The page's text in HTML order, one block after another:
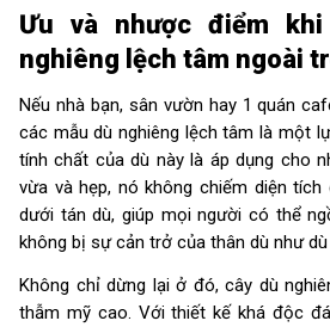
Ưu và nhược điểm
nghiêng lệch tâm ngoài
Nếu nhà bạn, sân vườn hay 1 quán
các mẫu dù nghiêng lệch tâm là một
tính chất của dù này là áp dụng cho
vừa và hẹp, nó không chiếm diện
dưới tán dù, giúp mọi người có thể
không bị sự cản trở của thân dù như
Không chỉ dừng lại ở đó, cây dù
thẫm mỹ cao. Với thiết kế khá độc